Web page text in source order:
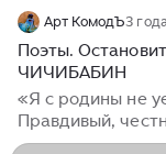
Арт КомодЪ3 года
Поэты.
ЧИЧИБАБИН
«Я с родины не
Правдивый,
поэт. Чичибабин